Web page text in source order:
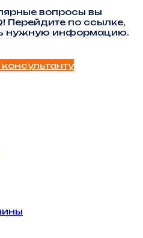
вопросы вы
Перейдите по ссылке,
нужную информацию.